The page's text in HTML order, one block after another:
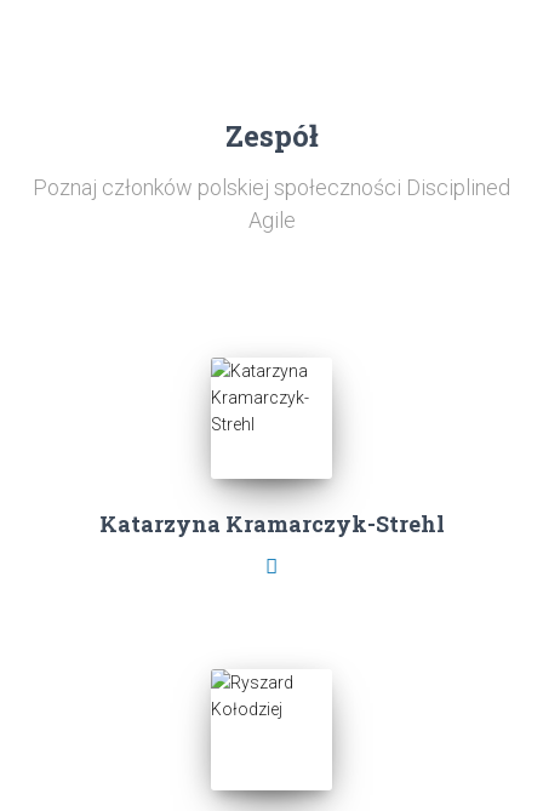
Zespół
Poznaj członków polskiej społeczności Disciplined
Agile
Katarzyna Kramarczyk-Strehl